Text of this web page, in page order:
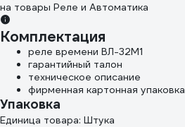
на товары Реле и Автоматика
Комплектация
реле времени ВЛ-32М1
гарантийный талон
техническое описание
фирменная картонная упаковка
Упаковка
Единица товара: Штука